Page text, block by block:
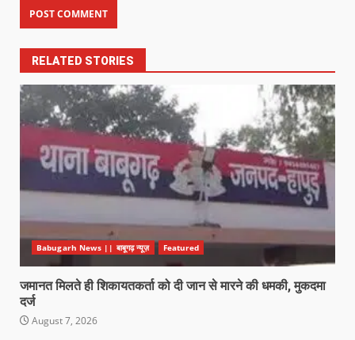
RELATED STORIES
Babugarh News || बाबूगढ़ न्यूज़ Featured
जमानत मिलते ही शिकायतकर्ता को दी जान से मारने की धमकी, मुकदमा
दर्ज
August 7, 2026